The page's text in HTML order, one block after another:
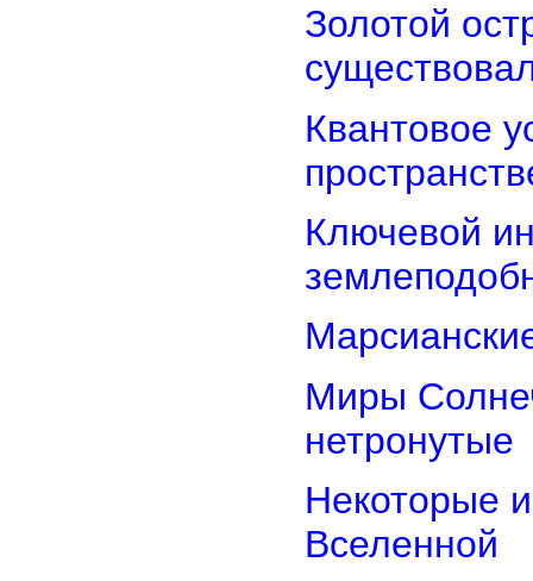
Золотой
Квантовое
Ключевой
Миры
нетронутые
Некоторые
Вселенной